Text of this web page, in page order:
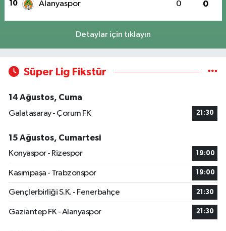
10 Alanyaspor 0 0
Detaylar için tıklayın
Süper Lig Fikstür
14 Ağustos, Cuma
Galatasaray - Çorum FK
21:30
15 Ağustos, Cumartesi
Konyaspor - Rizespor
19:00
Kasımpaşa - Trabzonspor 19:00
Gençlerbirliği S.K. - Fenerbahçe 21:30
Gaziantep FK - Alanyaspor 21:30